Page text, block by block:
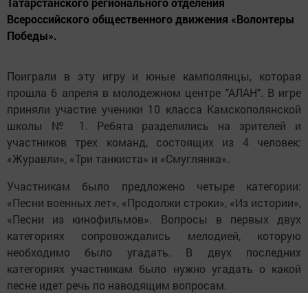
Всероссийского общественного движения «Волонтеры
Победы».
Поиграли в эту игру и юные камполянцы, которая
прошла 6 апреля в молодежном центре "АЛАН". В игре
приняли участие ученики 10 класса Камскополянской
школы № 1. Ребята разделились на зрителей и
участников трех команд, состоящих из 4 человек:
«Журавли», «Три танкиста» и «Смуглянка».
Участникам было предложено четыре категории:
«Песни военных лет», «Продолжи строки», «Из истории»,
«Песни из кинофильмов». Вопросы в первых двух
категориях сопровождались мелодией, которую
необходимо было угадать. В двух последних
категориях участникам было нужно угадать о какой
песне идет речь по наводящим вопросам.